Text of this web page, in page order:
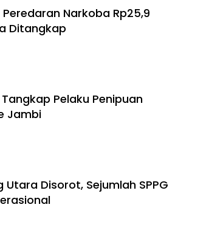
Narkoba Rp25,9
Ditangkap
Pelaku Penipuan
Jambi
Utara Disorot, Sejumlah SPPG